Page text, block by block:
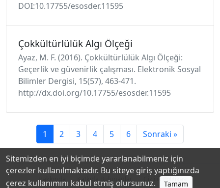
DOI:10.17755/esosder.11595
Çokkültürlülük Algı Ölçeği
Ayaz, M. F. (2016). Çokkültürlülük Algı Ölçeği:
Geçerlik ve güvenirlik çalışması. Elektronik Sosyal
Bilimler Dergisi, 15(57), 463-471.
http://dx.doi.org/10.17755/esosder.11595
1 2 3 4 5 6 Sonraki »
Hakkında Katkıda Bulunanlar Gizlilik Politikası
Sitemizden en iyi biçimde yararlanabilmeniz için
çerezler kullanılmaktadır. Bu siteye giriş yaptığınızda
çerez kullanımını kabul etmiş olursunuz.
Tamam